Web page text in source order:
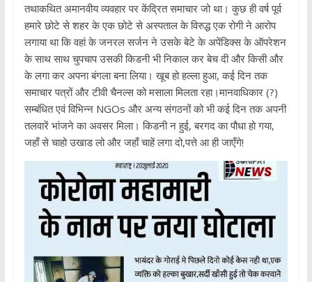
तथाकथित अमानवीय व्यवहार पर केंद्रित समाचार जो था। कुछ ही वर्ष पूर्व
हमारे छोटे से शहर के एक छोटे से अस्पताल के विरुद्ध एक रोगी ने आरोप
लगाया था कि वहां के जनरल सर्जन ने उसके बेटे के अपेंडिक्स के ऑपरेशन
के साथ साथ चुपचाप उसकी किडनी भी निकाल कर बेच दी और किसी और
के लगा कर अपना बंगला बना लिया। खूब हो हल्ला हुआ, कई दिन तक
समाचार पत्रों और टीवी चैनल्स को मसाला मिलता रहा।मानवाधिकार (?)
सम्बंधित एवं विभिन्न NGOs और अन्य संगठनों को भी कई दिन तक अपनी
तलवारें भांजने का अवसर मिला। किडनी न हुई, बरगद का पौधा हो गया,
जहाँ से चाहो उखाड लो और जहाँ चाहें लगा दो,पत्ते आ ही जाएँगे!